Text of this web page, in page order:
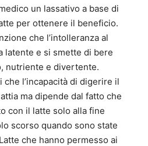
un lassativo a base di
per ottenere il beneficio.
che l’intolleranza al
latente e si smette di bere
nutriente e divertente.
l’incapacità di digerire il
ma dipende dal fatto che
con il latte solo alla fine
scorso quando sono state
che hanno permesso ai